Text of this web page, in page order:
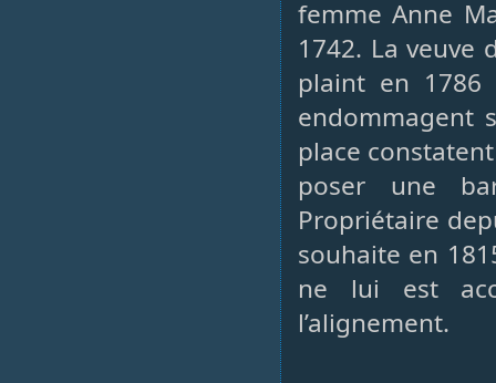
femme Anne
1742. La veuve
plaint en
endommagent
place
poser une
Propriétaire
souhaite en
ne lui est
l’alignement.